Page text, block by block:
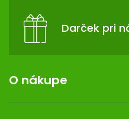
Darček pri
O nákupe